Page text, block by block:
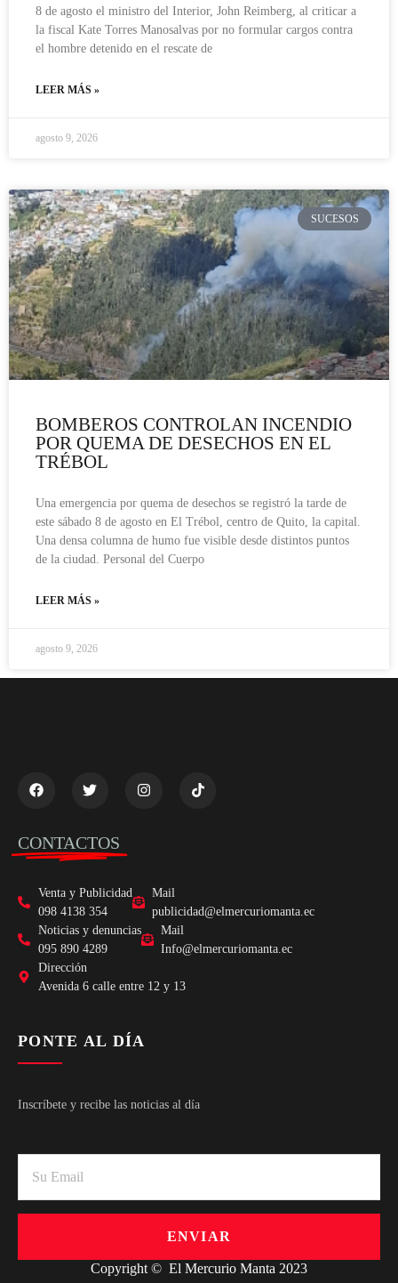
8 de agosto el ministro del Interior, John Reimberg, al criticar a
la fiscal Kate Torres Manosalvas por no formular cargos contra
el hombre detenido en el rescate de
LEER MÁS »
agosto 9, 2026
SUCESOS
BOMBEROS CONTROLAN INCENDIO
POR QUEMA DE DESECHOS EN EL
TRÉBOL
Una emergencia por quema de desechos se registró la tarde de
este sábado 8 de agosto en El Trébol, centro de Quito, la capital.
Una densa columna de humo fue visible desde distintos puntos
de la ciudad. Personal del Cuerpo
LEER MÁS »
agosto 9, 2026
CONTACTOS
Venta y Publicidad
098 4138 354
Mail
publicidad@elmercuriomanta.ec
Noticias y denuncias
095 890 4289
Mail
Info@elmercuriomanta.ec
Dirección
Avenida 6 calle entre 12 y 13
PONTE AL DÍA
Inscríbete y recibe las noticias al día
ENVIAR
Copyright © El Mercurio Manta 2023